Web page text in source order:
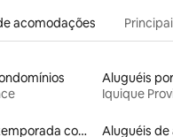
acomodações
Iquique
Aluguéis por temporada com acesso à praia
Aluguéis